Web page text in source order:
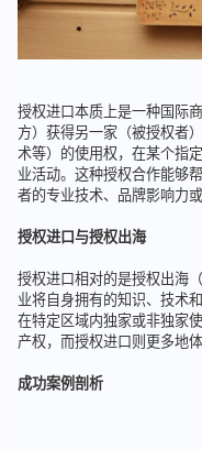
授权进口本质上是一种国际
方）获得另一家（被授权者
术等）的使用权，在某个指
业活动。这种授权合作能够
者的专业技术、品牌影响力
授权进口与授权出海
授权进口相对的是授权出海
业将自身拥有的知识、技术
在特定区域内独家或非独家
产权，而授权进口则更多地
成功案例剖析